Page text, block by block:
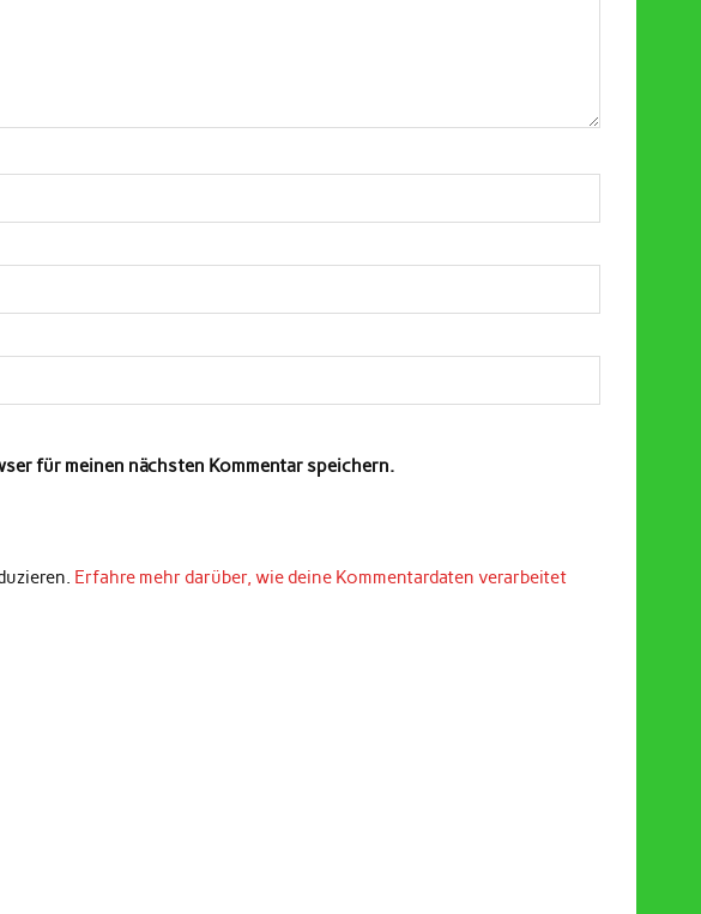
für meinen nächsten Kommentar speichern.
Erfahre mehr darüber, wie deine Kommentardaten verarbeitet